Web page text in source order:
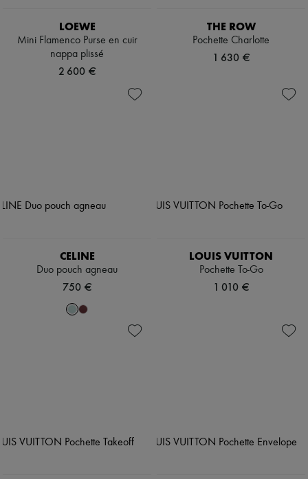
LOEWE
Mini Flamenco Purse en cuir
nappa plissé
2 600 €
THE ROW
Pochette Charlotte
1 630 €
CELINE
Duo pouch agneau
750 €
LOUIS VUITTON
Pochette To-Go
1 010 €